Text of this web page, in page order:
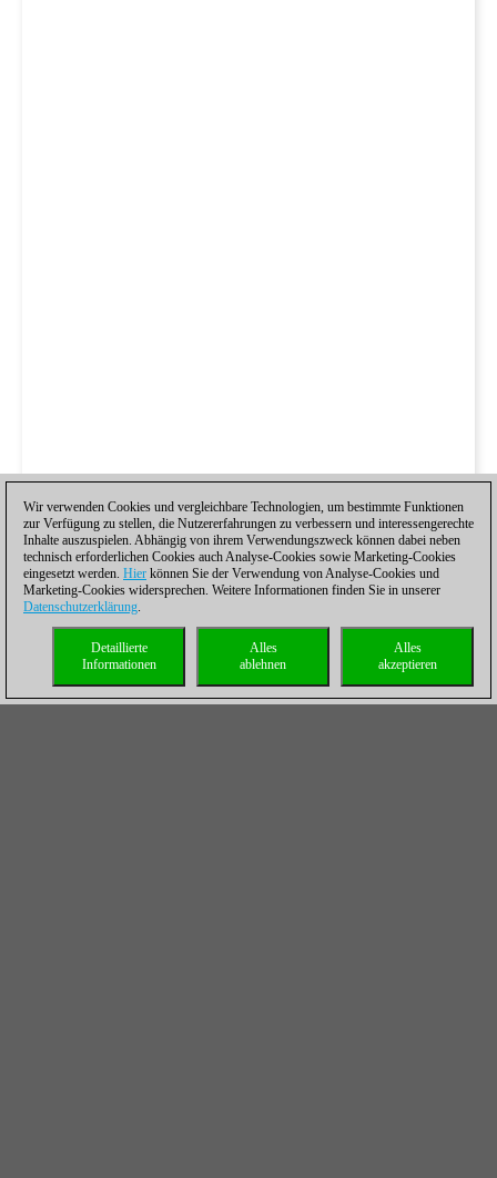
Wir verwenden Cookies und vergleichbare Technologien, um bestimmte Funktionen
zur Verfügung zu stellen, die Nutzererfahrungen zu verbessern und interessengerechte
Inhalte auszuspielen. Abhängig von ihrem Verwendungszweck können dabei neben
technisch erforderlichen Cookies auch Analyse-Cookies sowie Marketing-Cookies
eingesetzt werden. Hier können Sie der Verwendung von Analyse-Cookies und
Marketing-Cookies widersprechen. Weitere Informationen finden Sie in unserer
Datenschutzerklärung.
Alles
akzeptieren
Alles
ablehnen
Detaillierte
Informationen